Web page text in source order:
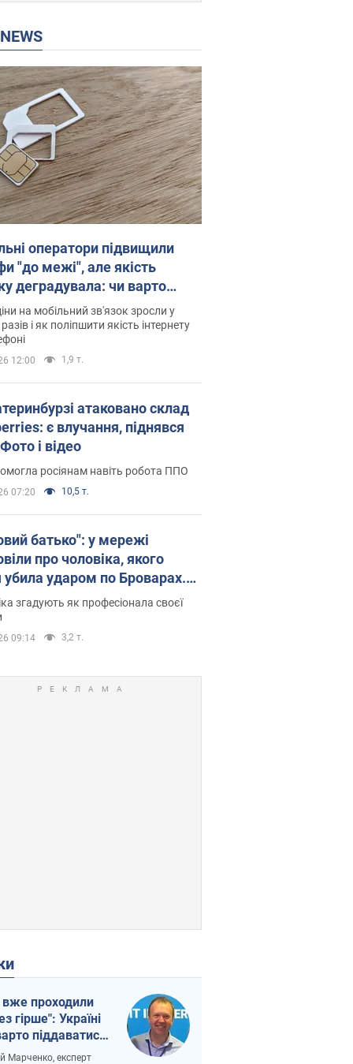
NEWS
оператори підвищили
"до межі", але якість
деградувала: чи варто
на ціни
на мобільний зв'язок зросли у
і як поліпшити якість інтернету
12:00 1,9 т.
атаковано склад
є влучання, піднявся
і відео
росіянам навіть робота ППО
07:20 10,5 т.
батько": у мережі
про чоловіка, якого
убила ударом по Броварах.
згадують як професіонала своєї
09:14 3,2 т.
проходили
гірше": Україні
піддаватися
через
Марченко, експерт